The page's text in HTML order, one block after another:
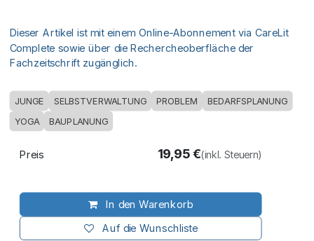
Dieser Artikel ist mit einem Online-Abonnement via CareLit
Complete sowie über die Rechercheoberfläche der
Fachzeitschrift zugänglich.
JUNGE SELBSTVERWALTUNG PROBLEM BEDARFSPLANUNG
YOGA BAUPLANUNG
In den Warenkorb
Auf die Wunschliste
Preis 19,95€(inkl. Steuern)